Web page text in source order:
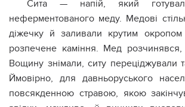
Сита — напій, який
неферментованого меду. Медові
діжечку й заливали крутим
розпечене каміння. Мед
Вощину знімали, ситу переціджували
Ймовірно, для давньоруського
повсякденною стравою, якою